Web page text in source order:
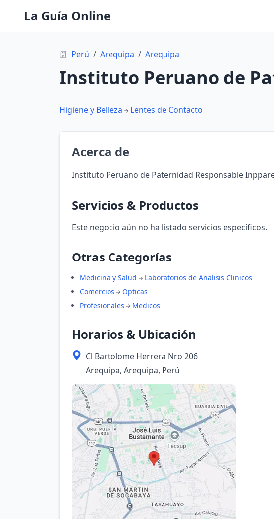
La Guía Online
Perú / Arequipa / Arequipa
Instituto Peruano de
Higiene y Belleza Lentes de Contacto
Acerca de
Instituto Peruano de Paternidad Responsable
Servicios & Productos
Este negocio aún no ha listado servicios específicos.
Otras Categorías
Medicina y Salud
Laboratorios de Analisis Clinicos
Comercios
Opticas
Profesionales
Medicos
Horarios & Ubicación
Cl Bartolome Herrera Nro 206
Arequipa, Arequipa, Perú